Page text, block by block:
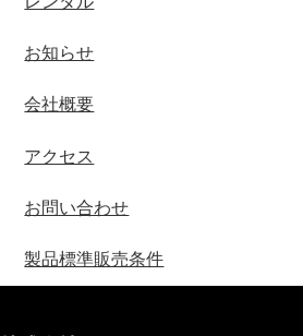
お知らせ
会社概要
アクセス
お問い合わせ
製品標準販売条件